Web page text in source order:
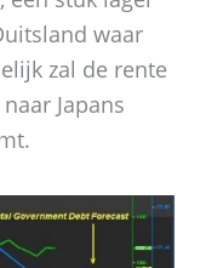
waar
zal de rente
Japans